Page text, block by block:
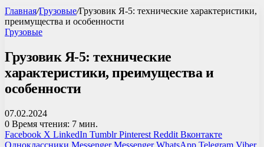
Главная/Грузовые/Грузовик Я-5: технические характеристики,
преимущества и особенности
Грузовые
Грузовик Я-5: технические
характеристики, преимущества и
особенности
07.02.2024
0 Время чтения: 7 мин.
Facebook X LinkedIn Tumblr Pinterest Reddit Вконтакте
Одноклассники Messenger Messenger WhatsApp Telegram Viber